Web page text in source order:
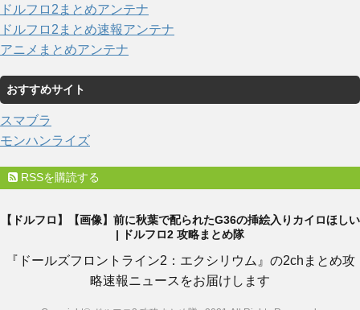
ドルフロ2まとめアンテナ
ドルフロ2まとめ速報アンテナ
アニメまとめアンテナ
おすすめサイト
スマブラ
モンハンライズ
RSSを購読する
【ドルフロ】【画像】前に秋葉で配られたG36の挿絵入りカイロほしい
| ドルフロ2 攻略まとめ隊
『ドールズフロントライン2：エクシリウム』の2chまとめ攻
略速報ニュースをお届けします